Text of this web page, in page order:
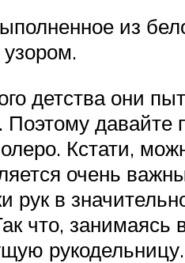
из
детства они
Кстати,
очень
в
что, занимаясь
рукодельницу.